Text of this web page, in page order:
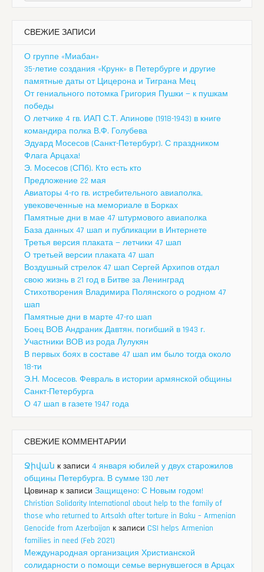
СВЕЖИЕ ЗАПИСИ
О группе «Миабан»
35-летие создания «Крунк» в Петербурге и другие
памятные даты от Цицерона и Тиграна Мец
От гениального потомка Григория Пушки — к пушкам
победы
О летчике 4 гв. ИАП С.Т. Апинове (1918-1943) в книге
командира полка В.Ф. Голубева
Эдуард Мосесов (Санкт-Петербург). С праздником
Флага Арцаха!
Э. Мосесов (СПб). Кто есть кто
Предложение 22 мая
Авиаторы 4-го гв. истребительного авиаполка,
увековеченные на мемориале в Борках
Памятные дни в мае 47 штурмового авиаполка
База данных 47 шап и публикации в Интернете
Третья версия плаката — летчики 47 шап
О третьей версии плаката 47 шап
Воздушный стрелок 47 шап Сергей Архипов отдал
свою жизнь в 21 год в Битве за Ленинград
Стихотворения Владимира Полянского о родном 47
шап
Памятные дни в марте 47-го шап
Боец ВОВ Андраник Давтян, погибший в 1943 г.
Участники ВОВ из рода Лулукян
В первых боях в составе 47 шап им было тогда около
18-ти
Э.Н. Мосесов. Февраль в истории армянской общины
Санкт-Петербурга
О 47 шап в газете 1947 года
СВЕЖИЕ КОММЕНТАРИИ
Ջիվան к записи 4 января юбилей у двух старожилов
общины Петербурга. В сумме 130 лет
Цовинар к записи Защищено: С Новым годом!
Christian Solidarity International about help to the family of
those who returned to Artsakh after torture in Baku – Armenian
Genocide from Azerbaijan к записи CSI helps Armenian
families in need (Feb 2021)
Международная организация Христианской
солидарности о помощи семье вернувшегося в Арцах